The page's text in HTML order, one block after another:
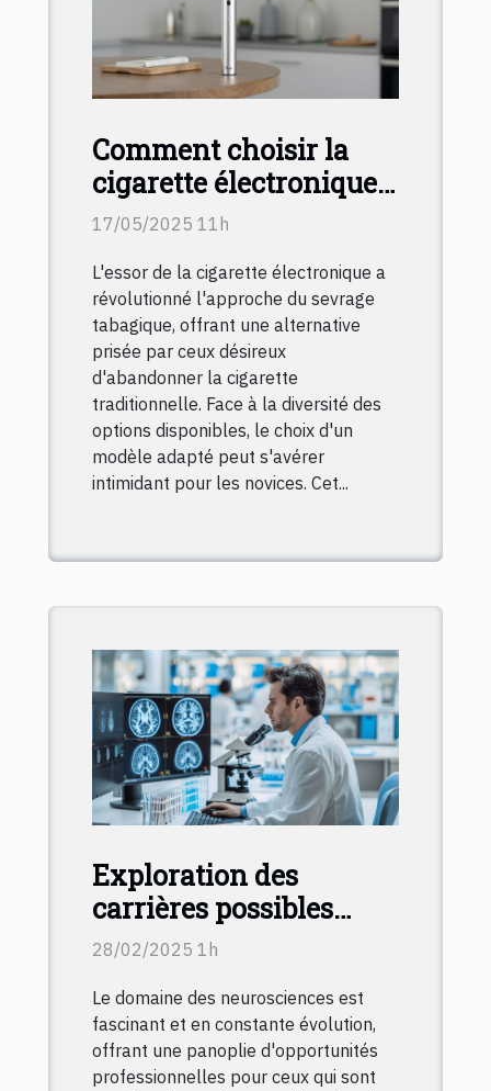
Comment choisir la
cigarette électronique
idéale pour débutants
17/05/2025 11h
L'essor de la cigarette électronique a
révolutionné l'approche du sevrage
tabagique, offrant une alternative
prisée par ceux désireux
d'abandonner la cigarette
traditionnelle. Face à la diversité des
options disponibles, le choix d'un
modèle adapté peut s'avérer
intimidant pour les novices. Cet...
Exploration des
carrières possibles
après une formation en
distance
28/02/2025 1h
Le domaine des neurosciences est
fascinant et en constante évolution,
offrant une panoplie d'opportunités
professionnelles pour ceux qui sont